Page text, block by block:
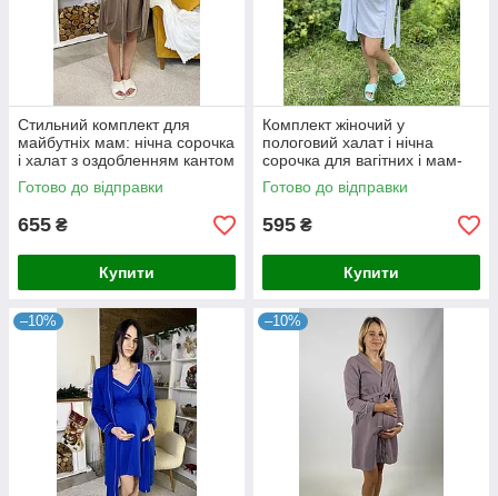
Стильний комплект для
майбутніх мам: нічна сорочка
і халат з оздобленням кантом
мокко 44-54р.
Готово до відправки
655 ₴
Купити
Комплект жіночий у
пологовий халат і нічна
сорочка для вагітних і мам-
годувальниць мереживо
сірий 44-58р.
Готово до відправки
595 ₴
Купити
–10% –10%